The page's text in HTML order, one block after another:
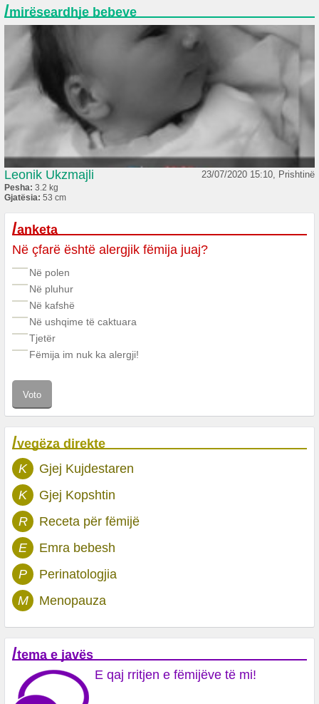
me marrëveshje
/mirëseardhje bebeve
Leonik Ukzmajli 23/07/2020 15:10, Prishtinë
Pesha: 3.2 kg
Gjatësia: 53 cm
/anketa
Në çfarë është alergjik fëmija juaj?
Në polen
Në pluhur
Në kafshë
Në ushqime të caktuara
Tjetër
Fëmija im nuk ka alergji!
/vegëza direkte
K
Gjej Kujdestaren
K
Gjej Kopshtin
R
Receta për fëmijë
E
Emra bebesh
P
Perinatologjia
M
Menopauza
/tema e javës
E qaj rritjen e fëmijëve të mi!